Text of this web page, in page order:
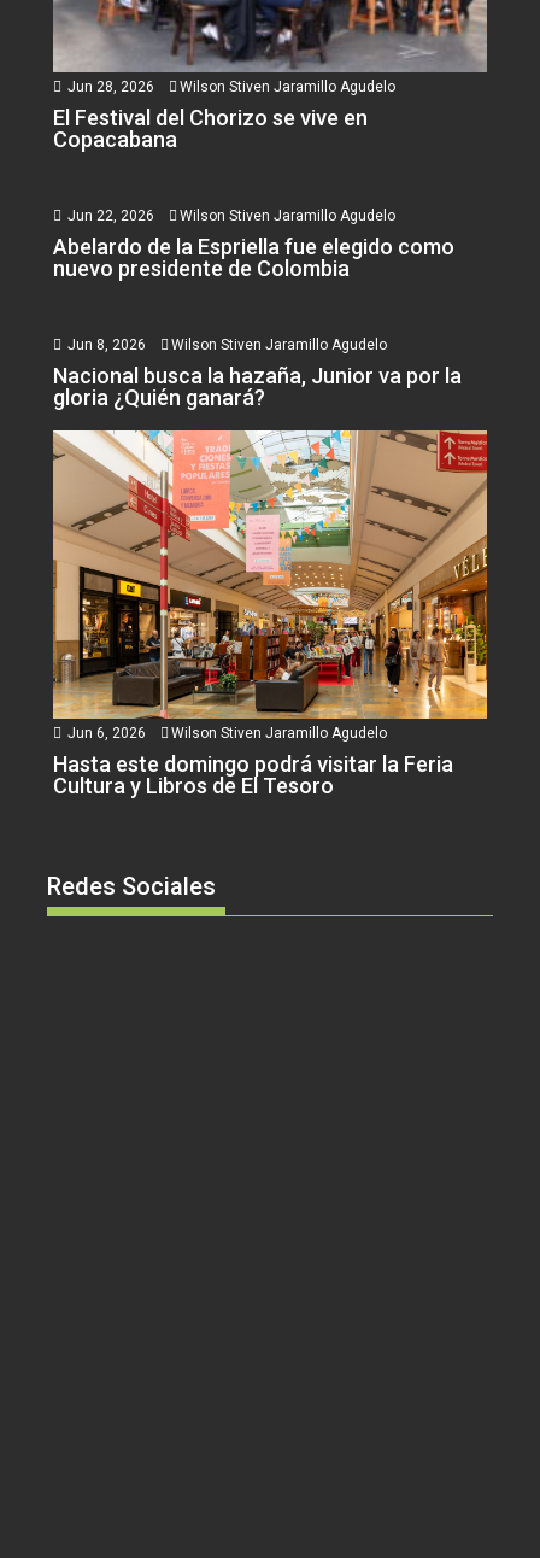
Jun 28, 2026 Wilson Stiven Jaramillo Agudelo
El Festival del Chorizo se vive en
Copacabana
Jun 22, 2026 Wilson Stiven Jaramillo Agudelo
Abelardo de la Espriella fue elegido como
nuevo presidente de Colombia
Jun 8, 2026 Wilson Stiven Jaramillo Agudelo
Nacional busca la hazaña, Junior va por la
gloria ¿Quién ganará?
Jun 6, 2026 Wilson Stiven Jaramillo Agudelo
Hasta este domingo podrá visitar la Feria
Cultura y Libros de El Tesoro
Redes Sociales